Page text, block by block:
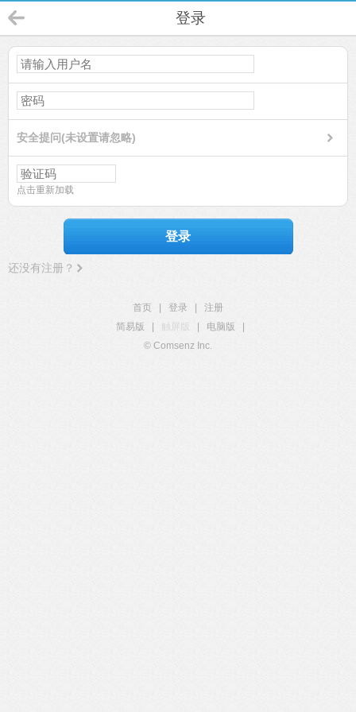
登录
安全提问(未设置请忽略)
点击重新加载
登录
还没有注册？
首页 登录
注册
简易版
触屏版 电脑版
© Comsenz Inc.